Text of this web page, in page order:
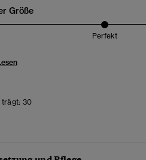
Größe
Perfekt
trägt: 30